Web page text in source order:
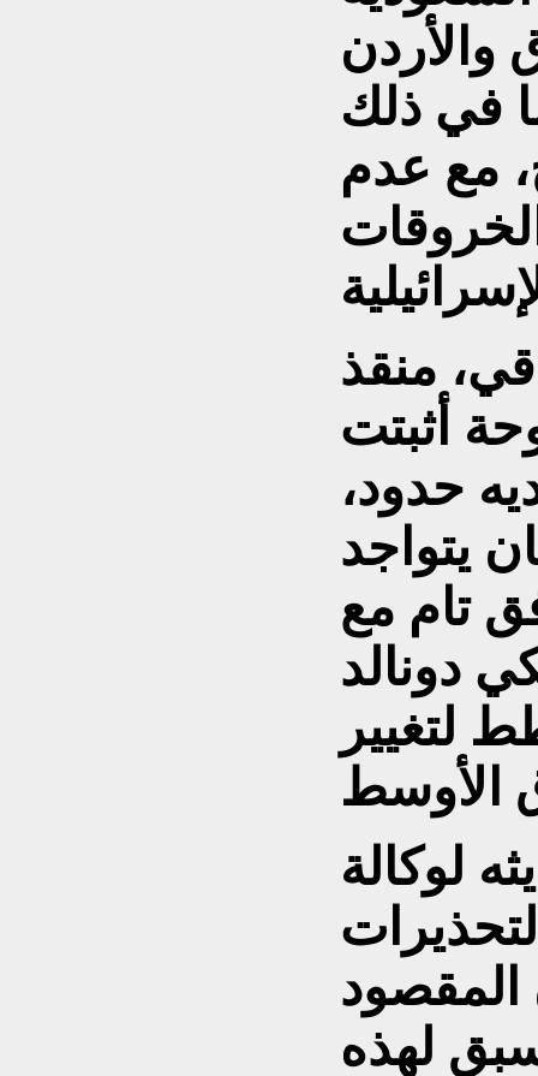
والأردن
في ذلك
مع عدم
منقذ
أثبتت
حدود،
يتواجد
تام مع
دونالد
لتغيير
لوكالة
المقصود
لهذه